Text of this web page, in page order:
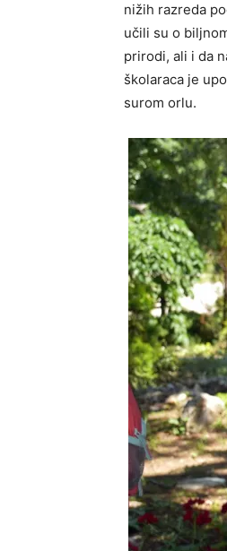
nižih razreda
učili su o
prirodi, ali i da
školaraca je
surom orlu.